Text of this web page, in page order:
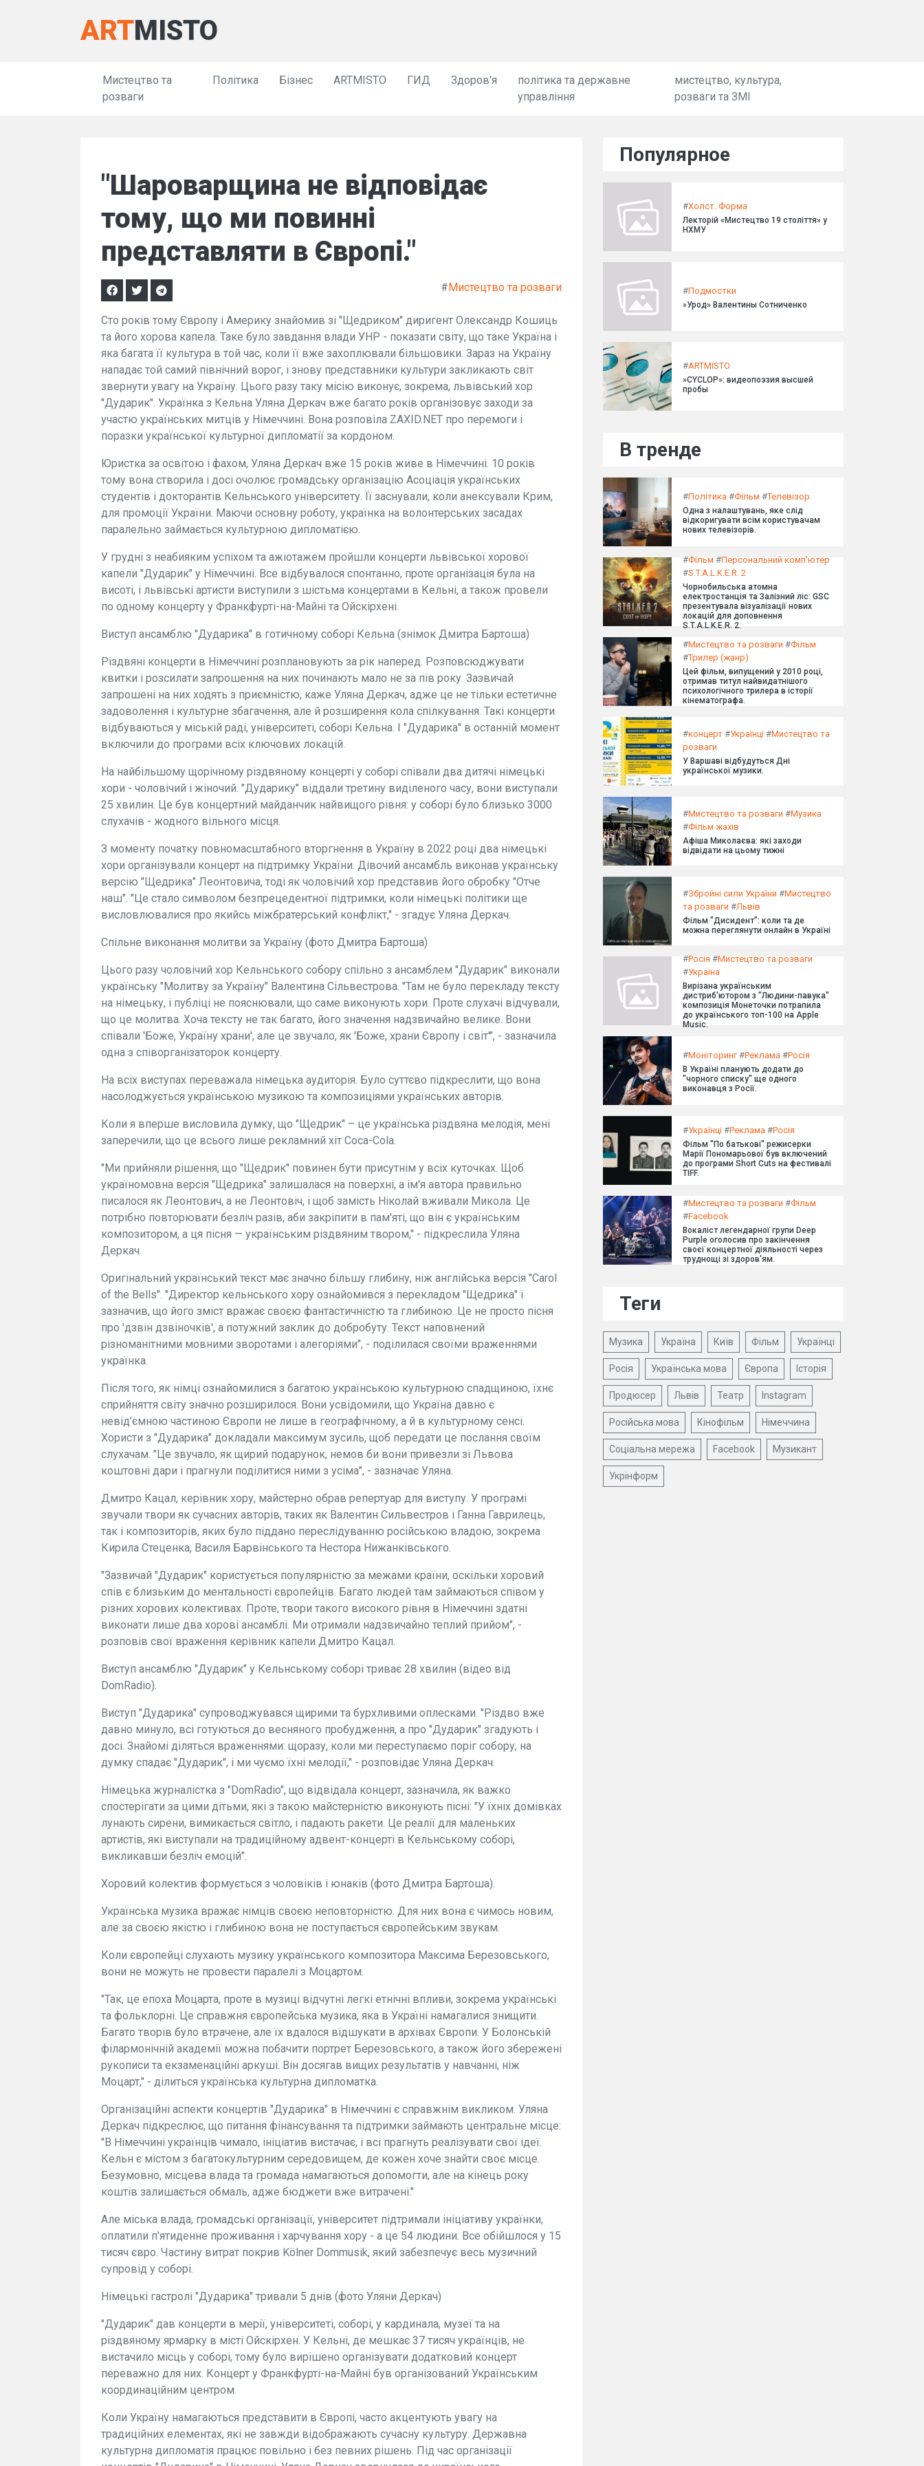
ARTMISTO
Мистецтво та
розваги
Політика Бізнес ARTMISTO ГИД Здоров'я
політика та державне
управління
мистецтво, культура,
розваги та ЗМІ
"Шароварщина не відповідає
тому, що ми повинні
представляти в Європі."
#Мистецтво та розваги
Сто років тому Європу і Америку знайомив зі "Щедриком" диригент Олександр Кошиць
та його хорова капела. Таке було завдання влади УНР - показати світу, що таке Україна і
яка багата її культура в той час, коли її вже захоплювали більшовики. Зараз на Україну
нападає той самий північний ворог, і знову представники культури закликають світ
звернути увагу на Україну. Цього разу таку місію виконує, зокрема, львівський хор
"Дударик". Українка з Кельна Уляна Деркач вже багато років організовує заходи за
участю українських митців у Німеччині. Вона розповіла ZAXID.NET про перемоги і
поразки української культурної дипломатії за кордоном.
Юристка за освітою і фахом, Уляна Деркач вже 15 років живе в Німеччині. 10 років
тому вона створила і досі очолює громадську організацію Асоціація українських
студентів і докторантів Кельнського університету. Її заснували, коли анексували Крим,
для промоції України. Маючи основну роботу, українка на волонтерських засадах
паралельно займається культурною дипломатією.
У грудні з неабияким успіхом та ажіотажем пройшли концерти львівської хорової
капели "Дударик" у Німеччині. Все відбувалося спонтанно, проте організація була на
висоті, і львівські артисти виступили з шістьма концертами в Кельні, а також провели
по одному концерту у Франкфурті-на-Майні та Ойскірхені.
Виступ ансамблю "Дударика" в готичному соборі Кельна (знімок Дмитра Бартоша)
Різдвяні концерти в Німеччині розплановують за рік наперед. Розповсюджувати
квитки і розсилати запрошення на них починають мало не за пів року. Зазвичай
запрошені на них ходять з приємністю, каже Уляна Деркач, адже це не тільки естетичне
задоволення і культурне збагачення, але й розширення кола спілкування. Такі концерти
відбуваються у міській раді, університеті, соборі Кельна. І "Дударика" в останній момент
включили до програми всіх ключових локацій.
На найбільшому щорічному різдвяному концерті у соборі співали два дитячі німецькі
хори - чоловічий і жіночий. "Дударику" віддали третину виділеного часу, вони виступали
25 хвилин. Це був концертний майданчик найвищого рівня: у соборі було близько 3000
слухачів - жодного вільного місця.
З моменту початку повномасштабного вторгнення в Україну в 2022 році два німецькі
хори організували концерт на підтримку України. Дівочий ансамбль виконав українську
версію "Щедрика" Леонтовича, тоді як чоловічий хор представив його обробку "Отче
наш". "Це стало символом безпрецедентної підтримки, коли німецькі політики ще
висловлювалися про якийсь міжбратерський конфлікт," - згадує Уляна Деркач.
Спільне виконання молитви за Україну (фото Дмитра Бартоша)
Цього разу чоловічий хор Кельнського собору спільно з ансамблем "Дударик" виконали
українську "Молитву за Україну" Валентина Сільвестрова. "Там не було перекладу тексту
на німецьку, і публіці не пояснювали, що саме виконують хори. Проте слухачі відчували,
що це молитва. Хоча тексту не так багато, його значення надзвичайно велике. Вони
співали 'Боже, Україну храни', але це звучало, як 'Боже, храни Європу і світ'", - зазначила
одна з співорганізаторок концерту.
На всіх виступах переважала німецька аудиторія. Було суттєво підкреслити, що вона
насолоджується українською музикою та композиціями українських авторів.
Коли я вперше висловила думку, що "Щедрик" – це українська різдвяна мелодія, мені
заперечили, що це всього лише рекламний хіт Coca-Cola.
"Ми прийняли рішення, що "Щедрик" повинен бути присутнім у всіх куточках. Щоб
україномовна версія "Щедрика" залишалася на поверхні, а ім'я автора правильно
писалося як Леонтович, а не Леонтовіч, і щоб замість Ніколай вживали Микола. Це
потрібно повторювати безліч разів, аби закріпити в пам'яті, що він є українським
композитором, а ця пісня — українським різдвяним твором," - підкреслила Уляна
Деркач.
Оригінальний український текст має значно більшу глибину, ніж англійська версія "Carol
of the Bells". "Директор кельнського хору ознайомився з перекладом "Щедрика" і
зазначив, що його зміст вражає своєю фантастичністю та глибиною. Це не просто пісня
про 'дзвін дзвіночків', а потужний заклик до добробуту. Текст наповнений
різноманітними мовними зворотами і алегоріями", - поділилася своїми враженнями
українка.
Після того, як німці ознайомилися з багатою українською культурною спадщиною, їхнє
сприйняття світу значно розширилося. Вони усвідомили, що Україна давно є
невід’ємною частиною Європи не лише в географічному, а й в культурному сенсі.
Хористи з "Дударика" докладали максимум зусиль, щоб передати це послання своїм
слухачам. "Це звучало, як щирий подарунок, немов би вони привезли зі Львова
коштовні дари і прагнули поділитися ними з усіма", - зазначає Уляна.
Дмитро Кацал, керівник хору, майстерно обрав репертуар для виступу. У програмі
звучали твори як сучасних авторів, таких як Валентин Сильвестров і Ганна Гаврилець,
так і композиторів, яких було піддано переслідуванню російською владою, зокрема
Кирила Стеценка, Василя Барвінського та Нестора Нижанківського.
"Зазвичай "Дударик" користується популярністю за межами країни, оскільки хоровий
спів є близьким до ментальності європейців. Багато людей там займаються співом у
різних хорових колективах. Проте, твори такого високого рівня в Німеччині здатні
виконати лише два хорові ансамблі. Ми отримали надзвичайно теплий прийом", -
розповів свої враження керівник капели Дмитро Кацал.
Виступ ансамблю "Дударик" у Кельнському соборі триває 28 хвилин (відео від
DomRadio).
Виступ "Дударика" супроводжувався щирими та бурхливими оплесками. "Різдво вже
давно минуло, всі готуються до весняного пробудження, а про "Дударик" згадують і
досі. Знайомі діляться враженнями: щоразу, коли ми переступаємо поріг собору, на
думку спадає "Дударик", і ми чуємо їхні мелодії," - розповідає Уляна Деркач.
Німецька журналістка з "DomRadio", що відвідала концерт, зазначила, як важко
спостерігати за цими дітьми, які з такою майстерністю виконують пісні: "У їхніх домівках
лунають сирени, вимикається світло, і падають ракети. Це реалії для маленьких
артистів, які виступали на традиційному адвент-концерті в Кельнському соборі,
викликавши безліч емоцій".
Хоровий колектив формується з чоловіків і юнаків (фото Дмитра Бартоша).
Українська музика вражає німців своєю неповторністю. Для них вона є чимось новим,
але за своєю якістю і глибиною вона не поступається європейським звукам.
Коли європейці слухають музику українського композитора Максима Березовського,
вони не можуть не провести паралелі з Моцартом.
"Так, це епоха Моцарта, проте в музиці відчутні легкі етнічні впливи, зокрема українські
та фольклорні. Це справжня європейська музика, яка в Україні намагалися знищити.
Багато творів було втрачене, але їх вдалося відшукати в архівах Європи. У Болонській
філармонічній академії можна побачити портрет Березовського, а також його збережені
рукописи та екзаменаційні аркуші. Він досягав вищих результатів у навчанні, ніж
Моцарт," - ділиться українська культурна дипломатка.
Організаційні аспекти концертів "Дударика" в Німеччині є справжнім викликом. Уляна
Деркач підкреслює, що питання фінансування та підтримки займають центральне місце:
"В Німеччині українців чимало, ініціатив вистачає, і всі прагнуть реалізувати свої ідеї.
Кельн є містом з багатокультурним середовищем, де кожен хоче знайти своє місце.
Безумовно, місцева влада та громада намагаються допомогти, але на кінець року
коштів залишається обмаль, адже бюджети вже витрачені."
Але міська влада, громадські організації, університет підтримали ініціативу українки,
оплатили п'ятиденне проживання і харчування хору - а це 54 людини. Все обійшлося у 15
тисяч євро. Частину витрат покрив Kölner Dommusik, який забезпечує весь музичний
супровід у соборі.
Німецькі гастролі "Дударика" тривали 5 днів (фото Уляни Деркач)
"Дударик" дав концерти в мерії, університеті, соборі, у кардинала, музеї та на
різдвяному ярмарку в місті Ойскірхен. У Кельні, де мешкає 37 тисяч українців, не
вистачило місць у соборі, тому було вирішено організувати додатковий концерт
переважно для них. Концерт у Франкфурті-на-Майні був організований Українським
координаційним центром.
Коли Україну намагаються представити в Європі, часто акцентують увагу на
традиційних елементах, які не завжди відображають сучасну культуру. Державна
культурна дипломатія працює повільно і без певних рішень. Під час організації
Популярное
#Холст. Форма
Лекторій «Мистецтво 19 століття» у
НХМУ
#Подмостки
»Урод» Валентины Сотниченко
#ARTMISTO
»CYCLOP»: видеопоэзия высшей
пробы
В тренде
#Політика #Фільм #Телевізор
Одна з налаштувань, яке слід
відкоригувати всім користувачам
нових телевізорів.
#Фільм #Персональний комп'ютер
#S.T.A.L.K.E.R. 2
Чорнобильська атомна
електростанція та Залізний ліс: GSC
презентувала візуалізації нових
локацій для доповнення
S.T.A.L.K.E.R. 2.
#Мистецтво та розваги #Фільм
#Трилер (жанр)
Цей фільм, випущений у 2010 році,
отримав титул найвидатнішого
психологічного трилера в історії
кінематографа.
#концерт #Українці #Мистецтво та
розваги
У Варшаві відбудуться Дні
української музики.
#Мистецтво та розваги #Музика
#Фільм жахів
Афіша Миколаєва: які заходи
відвідати на цьому тижні
#Збройні сили України #Мистецтво
та розваги #Львів
Фільм "Дисидент": коли та де
можна переглянути онлайн в Україні
#Росія #Мистецтво та розваги
#Україна
Вирізана українським
дистриб'ютором з "Людини-павука"
композиція Монеточки потрапила
до українського топ-100 на Apple
Music.
#Моніторинг#Реклама #Росія
В Україні планують додати до
"чорного списку" ще одного
виконавця з Росії.
#Українці #Реклама #Росія
Фільм "По батькові" режисерки
Марії Пономарьової був включений
до програми Short Cuts на фестивалі
TIFF.
#Мистецтво та розваги #Фільм
#Facebook
Вокаліст легендарної групи Deep
Purple оголосив про закінчення
своєї концертної діяльності через
труднощі зі здоров'ям.
Теги
Музика Україна Київ Фільм Українці
Росія Українська мова Європа Історія
Продюсер Львів Театр Instagram
Російська мова Кінофільм Німеччина
Соціальна мережа Facebook Музикант
Укрінформ